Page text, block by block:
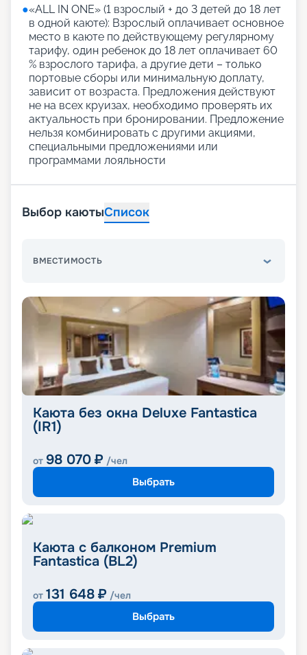
●«АLL IN ONE» (1 взрослый + до 3 детей до 18 лет
в одной каюте): Взрослый оплачивает основное
место в каюте по действующему регулярному
тарифу, один ребенок до 18 лет оплачивает 60
% взрослого тарифа, а другие дети – только
портовые сборы или минимальную доплату,
зависит от возраста. Предложения действуют
не на всех круизах, необходимо проверять их
актуальность при бронировании. Предложение
нельзя комбинировать с другими акциями,
специальными предложениями или
программами лояльности
Выбор каютыСписок
ВМЕСТИМОСТЬ
Каюта без окна Deluxe Fantastica
(IR1)
от 98 070 ₽ /чел
Выбрать
Каюта с балконом Premium
Fantastica (BL2)
от 131 648 ₽ /чел
Выбрать